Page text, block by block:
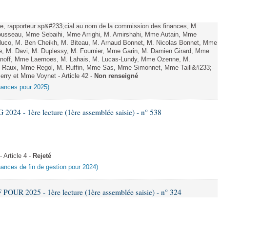
rapporteur sp&#233;cial au nom de la commission des finances, M.
Mme Sebaihi, Mme Arrighi, M. Amirshahi, Mme Autain, Mme
M. Ben Cheikh, M. Biteau, M. Arnaud Bonnet, M. Nicolas Bonnet, Mme
M. Davi, M. Duplessy, M. Fournier, Mme Garin, M. Damien Girard, Mme
Mme Laernoes, M. Lahais, M. Lucas-Lundy, Mme Ozenne, M.
Mme Regol, M. Ruffin, Mme Sas, Mme Simonnet, Mme Taill&#233;-
et Mme Voynet - Article 42 - Non renseigné
pour 2025)
- 1ère lecture (1ère assemblée saisie) - n° 538
Article 4 - Rejeté
de fin de gestion pour 2024)
2025 - 1ère lecture (1ère assemblée saisie) - n° 324